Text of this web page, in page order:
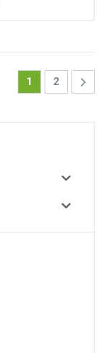
1 2